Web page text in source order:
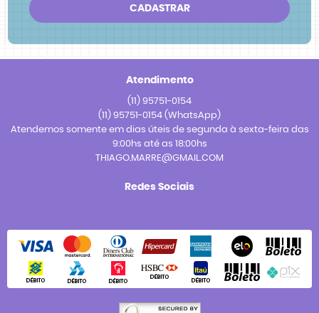
CADASTRAR
Atendimento
(11) 95751-0154
(11) 95751-0154 (WhatsApp)
Atendemos somente em dias úteis de segunda à sexta-feira das
9:00hs até as 18:00hs
THIAGO.MARRE@GMAIL.COM
Redes Sociais